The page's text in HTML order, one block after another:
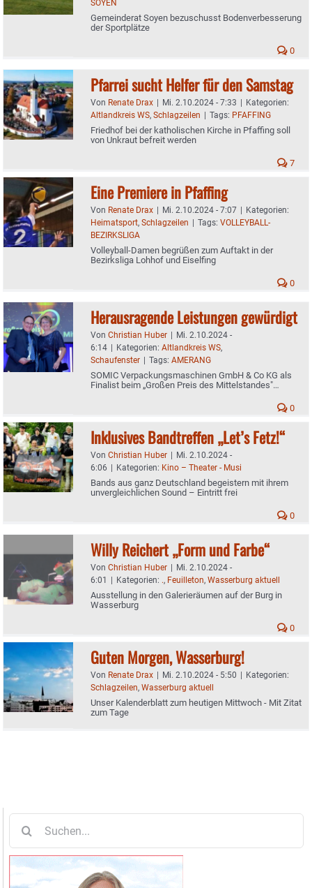
SOYEN
Gemeinderat Soyen bezuschusst Bodenverbesserung
der Sportplätze
0
Pfarrei sucht Helfer für den Samstag
Von Renate Drax | Mi. 2.10.2024 - 7:33 | Kategorien:
Altlandkreis WS, Schlagzeilen | Tags: PFAFFING
Friedhof bei der katholischen Kirche in Pfaffing soll
von Unkraut befreit werden
7
Eine Premiere in Pfaffing
Von Renate Drax | Mi. 2.10.2024 - 7:07 | Kategorien:
Heimatsport, Schlagzeilen | Tags: VOLLEYBALL-
BEZIRKSLIGA
Volleyball-Damen begrüßen zum Auftakt in der
Bezirksliga Lohhof und Eiselfing
0
Herausragende Leistungen gewürdigt
Von Christian Huber | Mi. 2.10.2024 -
6:14 | Kategorien: Altlandkreis WS,
Schaufenster | Tags: AMERANG
SOMIC Verpackungsmaschinen GmbH & Co KG als
Finalist beim „Großen Preis des Mittelstandes"
0
Inklusives Bandtreffen „Let’s Fetz!“
Von Christian Huber | Mi. 2.10.2024 -
6:06 | Kategorien: Kino – Theater - Musi
Bands aus ganz Deutschland begeistern mit ihrem
unvergleichlichen Sound – Eintritt frei
0
Willy Reichert „Form und Farbe“
Von Christian Huber | Mi. 2.10.2024 -
6:01 | Kategorien: ., Feuilleton, Wasserburg aktuell
Ausstellung in den Galerieräumen auf der Burg in
Wasserburg
0
Guten Morgen, Wasserburg!
Von Renate Drax | Mi. 2.10.2024 - 5:50 | Kategorien:
Schlagzeilen, Wasserburg aktuell
Unser Kalenderblatt zum heutigen Mittwoch - Mit Zitat
zum Tage
nach: